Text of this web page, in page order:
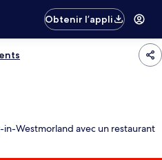
Obtenir l’appli
Westmorland avec un restaurant